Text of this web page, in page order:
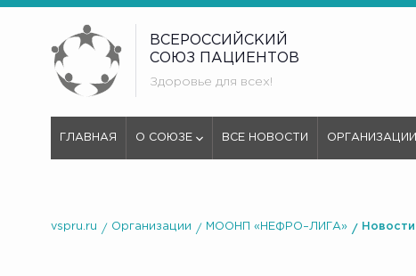
ВСЕРОССИЙСКИЙ
СОЮЗ ПАЦИЕНТОВ
Здоровье для всех!
ГЛАВНАЯ О СОЮЗЕ ВСЕ НОВОСТИ ОРГАНИЗАЦИИ
vspru.ru Организации МООНП «НЕФРО–ЛИГА» Новости